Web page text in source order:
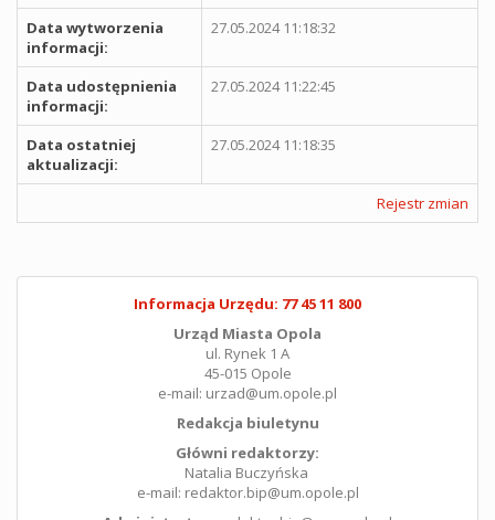
Data wytworzenia
informacji:
27.05.2024 11:18:32
Data udostępnienia
informacji:
27.05.2024 11:22:45
Data ostatniej
aktualizacji:
27.05.2024 11:18:35
Rejestr zmian
Informacja Urzędu: 77 45 11 800
Urząd Miasta Opola
ul. Rynek 1 A
45-015 Opole
e-mail: urzad@um.opole.pl
Redakcja biuletynu
Główni redaktorzy:
Natalia Buczyńska
e-mail: redaktor.bip@um.opole.pl